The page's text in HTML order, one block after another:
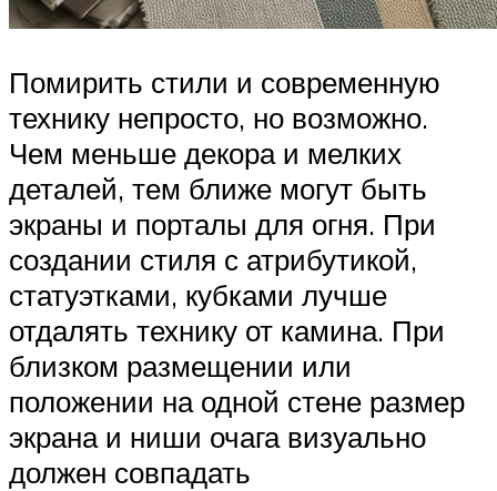
Помирить стили и современную
технику непросто, но возможно.
Чем меньше декора и мелких
деталей, тем ближе могут быть
экраны и порталы для огня. При
создании стиля с атрибутикой,
статуэтками, кубками лучше
отдалять технику от камина. При
близком размещении или
положении на одной стене размер
экрана и ниши очага визуально
должен совпадать